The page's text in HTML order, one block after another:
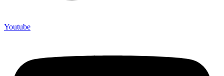
Youtube